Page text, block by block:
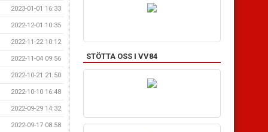
2023-01-01 16:33
2022-12-01 10:35
2022-11-22 10:12
2022-11-04 09:56
2022-10-21 21:50
2022-10-10 16:48
2022-09-29 14:32
2022-09-17 08:58
STÖTTA OSS I VV84